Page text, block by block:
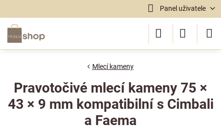
Panel uživatele
Mlecí kameny
Pravotočivé mlecí kameny 75 ×
43 × 9 mm kompatibilní s Cimbali
a Faema